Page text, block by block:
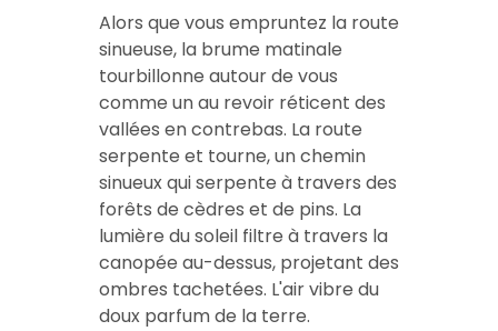
Alors que vous empruntez la route
sinueuse, la brume matinale
tourbillonne autour de vous
comme un au revoir réticent des
vallées en contrebas. La route
serpente et tourne, un chemin
sinueux qui serpente à travers des
forêts de cèdres et de pins. La
lumière du soleil filtre à travers la
canopée au-dessus, projetant des
ombres tachetées. L'air vibre du
doux parfum de la terre.